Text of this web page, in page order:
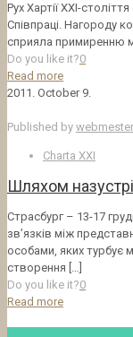
Рух Хартії ХХІ-
Співпраці. Нагороду
сприяла примиренню
Do you like it?0
Read more
2011. October 9.
Published by
Charta XXI
Шляхом
Страсбург – 13-17
зв’язків між
особами, яких турбує
створення […]
Do you like it?0
Read more